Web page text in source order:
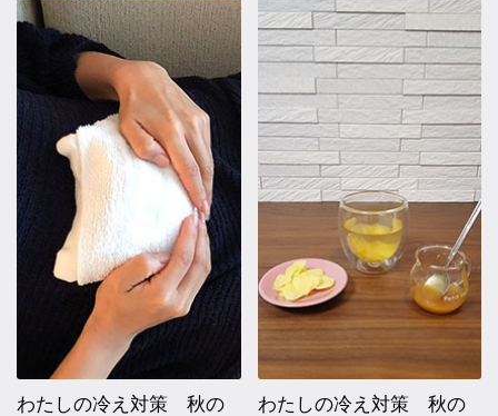
わたしの冷え対策 秋の
わたしの冷え対策 秋の